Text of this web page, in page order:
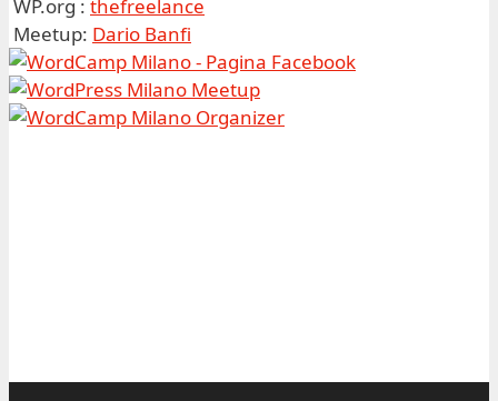
WP.org : thefreelance
Meetup: Dario Banfi